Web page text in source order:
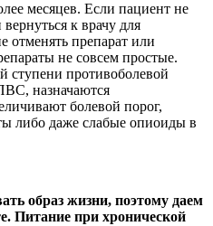
месяцев. Если пациент не
к врачу для
отменять препарат или
не совсем простые.
ступени противоболевой
назначаются
болевой порог,
либо даже слабые опиоиды в
образ жизни, поэтому даем
Питание при хронической